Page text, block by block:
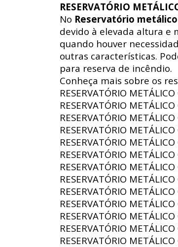
RESERVATÓRIO
No Reservatório
devido à elevada altura e
quando houver
outras características.
para reserva de incêndio.
Conheça mais sobre os
RESERVATÓRIO
RESERVATÓRIO
RESERVATÓRIO
RESERVATÓRIO
RESERVATÓRIO
RESERVATÓRIO
RESERVATÓRIO
RESERVATÓRIO
RESERVATÓRIO
RESERVATÓRIO
RESERVATÓRIO
RESERVATÓRIO
RESERVATÓRIO